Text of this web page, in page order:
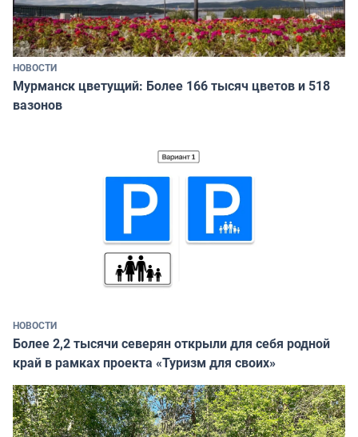
НОВОСТИ
Мурманск цветущий: Более 166 тысяч цветов и 518
вазонов
НОВОСТИ
Более 2,2 тысячи северян открыли для себя родной
край в рамках проекта «Туризм для своих»